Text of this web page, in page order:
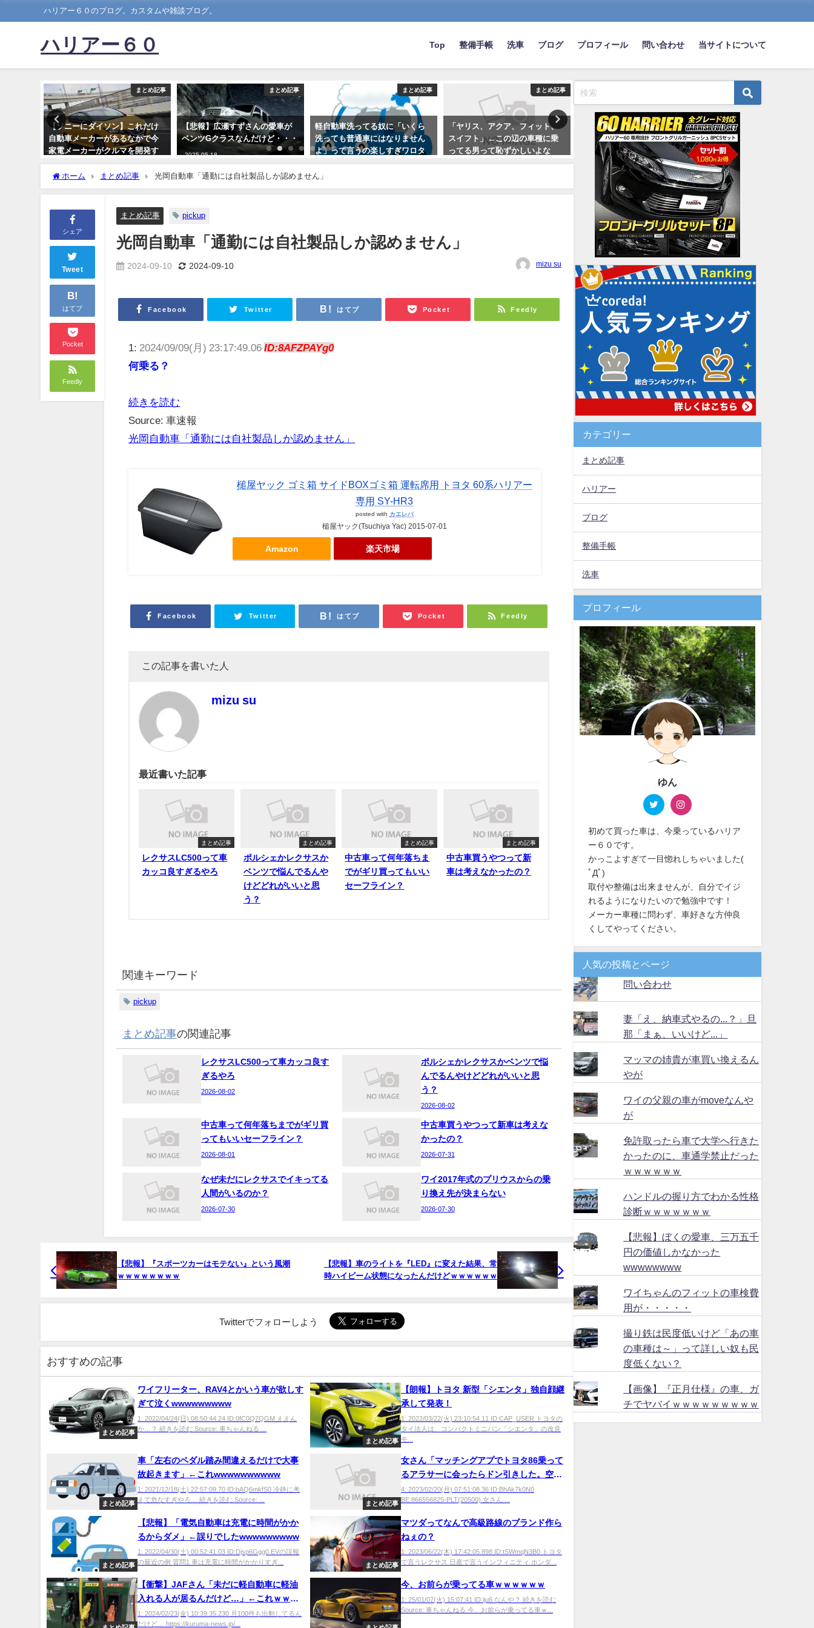
ハリアー６０のブログ。カスタムや雑談ブログ。
ハリアー６０ Top 整備手帳 洗車 ブログ プロフィール 問い合わせ 当サイトについて
まとめ記事
【ソニーにダイソン】これだけ
自動車メーカーがあるなかで今
家電メーカーがクルマを開発す
るワケ
2020-02-07
まとめ記事
【悲報】広瀬すずさんの愛車が
ベンツGクラスなんだけど・・・
2025-05-18
まとめ記事
軽自動車洗ってる奴に「いくら
洗っても普通車にはなりません
よ」って言うの楽しすぎワロタ
ｗｗｗｗｗｗ
2021-02-17
まとめ記事
「ヤリス、アクア、フィット、
スイフト」←この辺の車種に乗
ってる男って恥ずかしいよな
評論家がこぞって日産のe-Power
ほめる理由wwwwwwwwww
2021-12-19
つべにある危険運転ドラレ
て車が多い愛知と東京の割
くないのなんでなの？
2023-05-17
ホーム まとめ記事 光岡自動車「通勤には自社製品しか認めません」
シェア
Tweet
B!
はてブ
Pocket
Feedly
まとめ記事 pickup
光岡自動車「通勤には自社製品しか認めません」
2024-09-10 2024-09-10 mizu su
Facebook Twitter はてブ Pocket Feedly
1: 2024/09/09(月) 23:17:49.06ID:8AFZPAYg0
何乗る？
続きを読む
Source: 車速報
光岡自動車「通勤には自社製品しか認めません」
槌屋ヤック ゴミ箱 サイドBOXゴミ箱 運転席用 トヨタ 60系ハリアー
専用 SY-HR3
posted with カエレバ
槌屋ヤック(Tsuchiya Yac) 2015-07-01
Amazon 楽天市場
Facebook Twitter はてブ Pocket Feedly
この記事を書いた人
mizu su
最近書いた記事
まとめ記事
レクサスLC500って車
カッコ良すぎるやろ
まとめ記事
ポルシェかレクサスか
ベンツで悩んでるんや
けどどれがいいと思
う？
まとめ記事
中古車って何年落ちま
でがギリ買ってもいい
セーフライン？
まとめ記事
中古車買うやつって新
車は考えなかったの？
関連キーワード
pickup
まとめ記事の関連記事
レクサスLC500って車カッコ良す
ぎるやろ
2026-08-02
ポルシェかレクサスかベンツで悩
んでるんやけどどれがいいと思
う？
2026-08-02
中古車って何年落ちまでがギリ買
ってもいいセーフライン？
2026-08-01
中古車買うやつって新車は考えな
かったの？
2026-07-31
なぜ未だにレクサスでイキってる
人間がいるのか？
2026-07-30
ワイ2017年式のプリウスからの乗
り換え先が決まらない
2026-07-30
【悲報】『スポーツカーはモテない』という風潮
ｗｗｗｗｗｗｗｗ
【悲報】車のライトを『LED』に変えた結果、常
時ハイビーム状態になったんだけどｗｗｗｗｗｗ
Twitterでフォローしよう
おすすめの記事
まとめ記事
ワイフリーター、RAV4とかいう車が欲しす
ぎて泣くwwwwwwwww
1: 2022/04/24(日) 08:50:44.24 ID:0fC0Q7QGM ええん
か…？ 続きを読む Source: 車ちゃんねる ...
まとめ記事
【朗報】トヨタ 新型「シエンタ」独自顔継
承して発表！
1: 2022/03/22(火) 23:10:54.11 ID:CAP_USER トヨタの
タイ法人は、コンパクトミニバン「シエンタ」の改良
モ...
まとめ記事
車「左右のペダル踏み間違えるだけで大事
故起きます」←これwwwwwwwwww
1: 2021/12/18(土) 22:57:09.70 ID:bAQ6mkfS0 冷静に考
えて危なすぎやろ… 続きを読む Source: ...
まとめ記事
女さん「マッチングアプでトヨタ86乗って
るアラサーに会ったらドン引きした。空ぶ
かしに親カード給油w」
4: 2023/02/20(月) 07:51:08.36 ID:BhAk7k0N0
BE:866556825-PLT(20500) 女さん ...
まとめ記事
【悲報】「電気自動車は充電に時間がかか
るからダメ」←誤りでしたwwwwwwwww
1: 2022/04/30(土) 00:52:41.03 ID:Djsp6Ggg0 EVの誤報
の最近の例 質問1 車は充電に時間がかかりすぎ...
まとめ記事
マツダってなんで高級路線のブランド作ら
ねぇの？
1: 2023/06/22(木) 17:42:05.898 ID:tSWmqN3B0 トヨタ
で言うレクサス 日産で言うインフィニティ ホンダ...
【衝撃】JAFさん「未だに軽自動車に軽油
入れる人が居るんだけど…」←これｗｗｗ
ｗｗｗ
1: 2024/02/23(金) 10:39:35.230 月100件も出動してるん
だけど… https://kuruma-news.jp/...
今、お前らが乗ってる車ｗｗｗｗｗｗ
1: 25/01/07(火) 15:07:41 ID:iju6 なんや？ 続きを読む
Source: 車ちゃんねる 今、お前らが乗ってる車ｗ...
カテゴリー
まとめ記事
ハリアー
ブログ
整備手帳
洗車
プロフィール
ゆん
初めて買った車は、今乗っているハリア
ー６０です。
かっこよすぎて一目惚れしちゃいました(
ﾟДﾟ)
取付や整備は出来ませんが、自分でイジ
れるようになりたいので勉強中です！
メーカー車種に問わず、車好きな方仲良
くしてやってください。
人気の投稿とページ
問い合わせ
妻「え、納車式やるの...？」旦
那「まぁ、いいけど...」
マッマの姉貴が車買い換えるん
やが
ワイの父親の車がmoveなんや
が
免許取ったら車で大学へ行きた
かったのに、車通学禁止だった
ｗｗｗｗｗｗ
ハンドルの握り方でわかる性格
診断ｗｗｗｗｗｗｗ
【悲報】ぼくの愛車、三万五千
円の価値しかなかった
wwwwwwww
ワイちゃんのフィットの車検費
用が・・・・・
撮り鉄は民度低いけど「あの車
の車種は～」って詳しい奴も民
度低くない？
【画像】『正月仕様』の車、ガ
チでヤバイｗｗｗｗｗｗｗｗｗ